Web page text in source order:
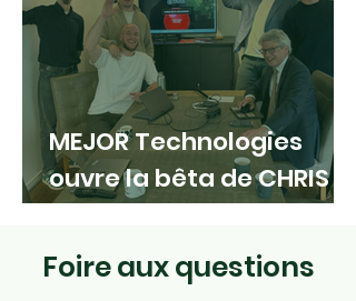
MEJOR Technologies
ouvre la bêta de CHRIS
aux équipes de première
intervention
Foire aux questions